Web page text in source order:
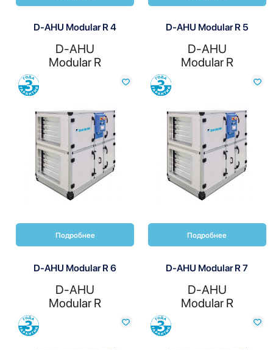
D-AHU Modular R 4
D-AHU
Modular R
Сравнить
Подробнее
D-AHU Modular R 5
D-AHU
Modular R
Сравнить
Подробнее
D-AHU Modular R 6
D-AHU
Modular R
D-AHU Modular R 7
D-AHU
Modular R